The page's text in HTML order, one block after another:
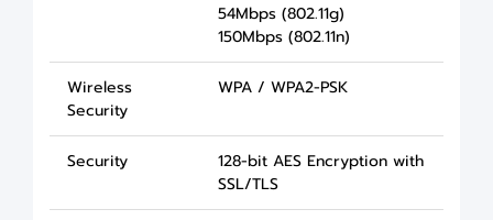
54Mbps (802.11g)
150Mbps (802.11n)
Wireless
Security
WPA / WPA2-PSK
Security
128-bit AES Encryption with
SSL/TLS